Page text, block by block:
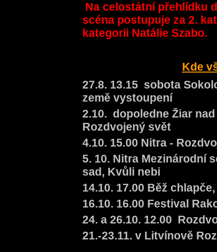
Na celostátní přehlídku
scéna postupuje za 2.
kategorii Natálie Szabo.
Kde
27.8. 13.15 sobota
země vystoupení
2.10. dopoledne Žiar
Rozdvojený svět
4.10. 15.00 Nitra -
5. 10. Nitra Mezinárodní
sad, Kvůli nebi
14.10. 17.00 Běž
16.10. 16.00 Festival
24. a 26.10. 12.00
21.-23.11. v Litvínově